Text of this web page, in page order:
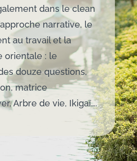
dans le clean
narrative, le
au travail et la
orientale : le
douze questions,
matrice
Arbre de vie, Ikigaï….